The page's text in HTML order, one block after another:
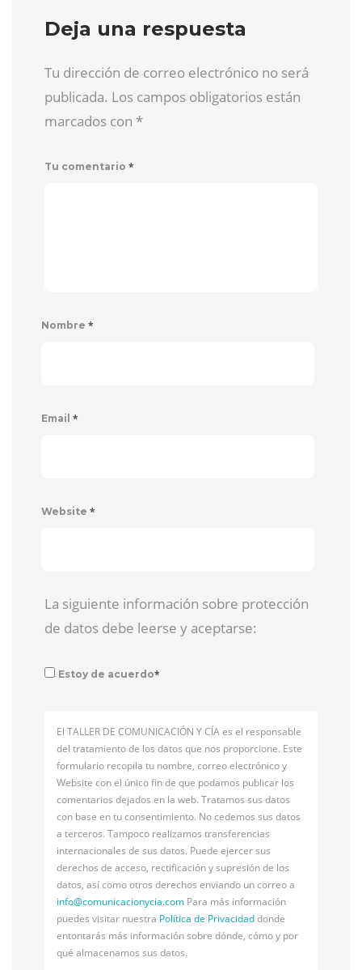
Deja una respuesta
Tu dirección de correo electrónico no será
publicada. Los campos obligatorios están
marcados con *
Tu comentario *
Nombre *
Email *
Website *
La siguiente información sobre protección
de datos debe leerse y aceptarse:
Estoy de acuerdo*
El TALLER DE COMUNICACIÓN Y CÍA es el responsable
del tratamiento de los datos que nos proporcione. Este
formulario recopila tu nombre, correo electrónico y
Website con el único fin de que podamos publicar los
comentarios dejados en la web. Tratamos sus datos
con base en tu consentimiento. No cedemos sus datos
a terceros. Tampoco realizamos transferencias
internacionales de sus datos. Puede ejercer sus
derechos de acceso, rectificación y supresión de los
datos, así como otros derechos enviando un correo a
info@comunicacionycia.com Para más información
puedes visitar nuestra Política de Privacidaddonde
entontarás más información sobre dónde, cómo y por
qué almacenamos sus datos.